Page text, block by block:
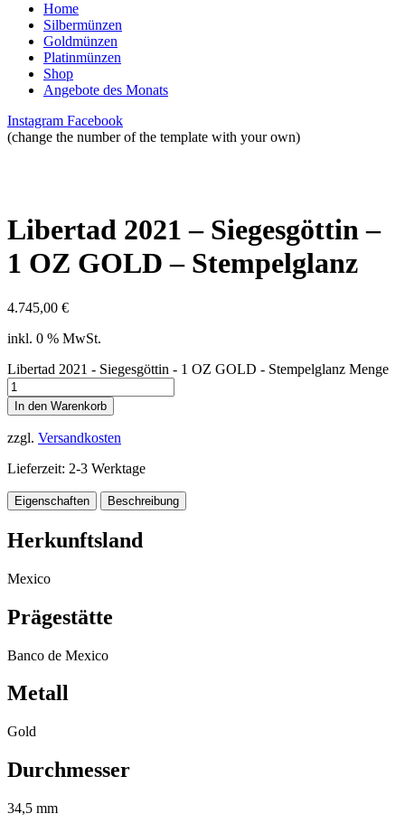
Home
Silbermünzen
Goldmünzen
Platinmünzen
Shop
Angebote des Monats
Instagram Facebook
(change the number of the template with your own)
Libertad 2021 – Siegesgöttin –
1 OZ GOLD – Stempelglanz
4.745,00 €
inkl. 0 % MwSt.
Libertad 2021 - Siegesgöttin - 1 OZ GOLD - Stempelglanz Menge
In den Warenkorb
zzgl. Versandkosten
Lieferzeit: 2-3 Werktage
Eigenschaften Beschreibung
Herkunftsland
Mexico
Prägestätte
Banco de Mexico
Metall
Gold
Durchmesser
34,5 mm